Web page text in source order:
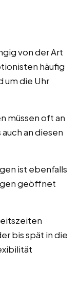
von der Art
häufig
um die Uhr
müssen oft an
an diesen
ist ebenfalls
geöffnet
bis spät in die